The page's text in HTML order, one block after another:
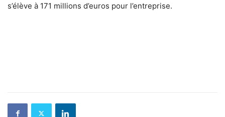
s’élève à 171 millions d’euros pour l’entreprise.